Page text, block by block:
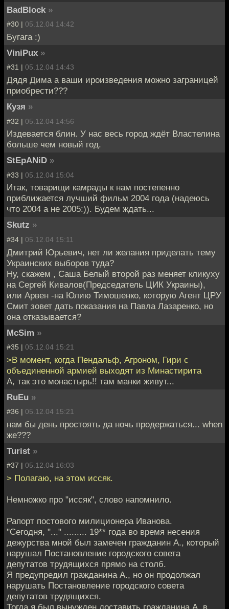
BadBlock »
#30 | 05.12.04 14:42
Бугага :)
ViniPux »
#31 | 05.12.04 14:43
Дядя Дима а ваши ироизведения можно заграницей
приобрести???
Кузя »
#32 | 05.12.04 14:56
Издевается блин. У нас весь город ждёт Властелина
больше чем новый год.
StEpANiD »
#33 | 05.12.04 15:04
Итак, товарищи камрады к нам постепенно
приближается лучший фильм 2004 года (надеюсь
что 2004 а не 2005:)). Будем ждать...
Skutz »
#34 | 05.12.04 15:11
Дмитрий Юрьевич, нет ли желания приделать тему
Украинских выборов туда?
Ну, скажем , Саша Белый второй раз меняет кликуху
на Сергей Кивалов(Председатель ЦИК Украины),
или Арвен -на Юлию Тимошенко, которую Агент ЦРУ
Смит зовет дать показания на Павла Лазаренко, но
она отказывается?
McSim »
#35 | 05.12.04 15:21
>В момент, когда Пендальф, Агроном, Гири с
объединенной армией выходят из Минастирита
А, так это монастырь!! там манки живут...
RuEu »
#36 | 05.12.04 15:21
нам бы день простоять да ночь продержаться... when
же???
Turist »
#37 | 05.12.04 16:03
> Полагаю, на этом иссяк.
Немножко про "иссяк", слово напомнило.
Рапорт постового милиционера Иванова.
"Сегодня, "..." ......... 19** года во время несения
дежурства мной был замечен гражданин А., который
нарушал Постановление городского совета
депутатов трудящихся прямо на столб.
Я предупредил гражданина А., но он продолжал
нарушать Постановление городского совета
депутатов трудящихся.
Тогда я был вынужден доставить гражданина А. в